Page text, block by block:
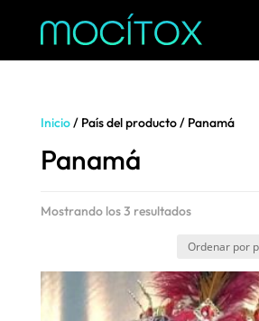
Inicio/ País del producto / Panamá
Panamá
Mostrando los 3 resultadosOrdenado
popularidad